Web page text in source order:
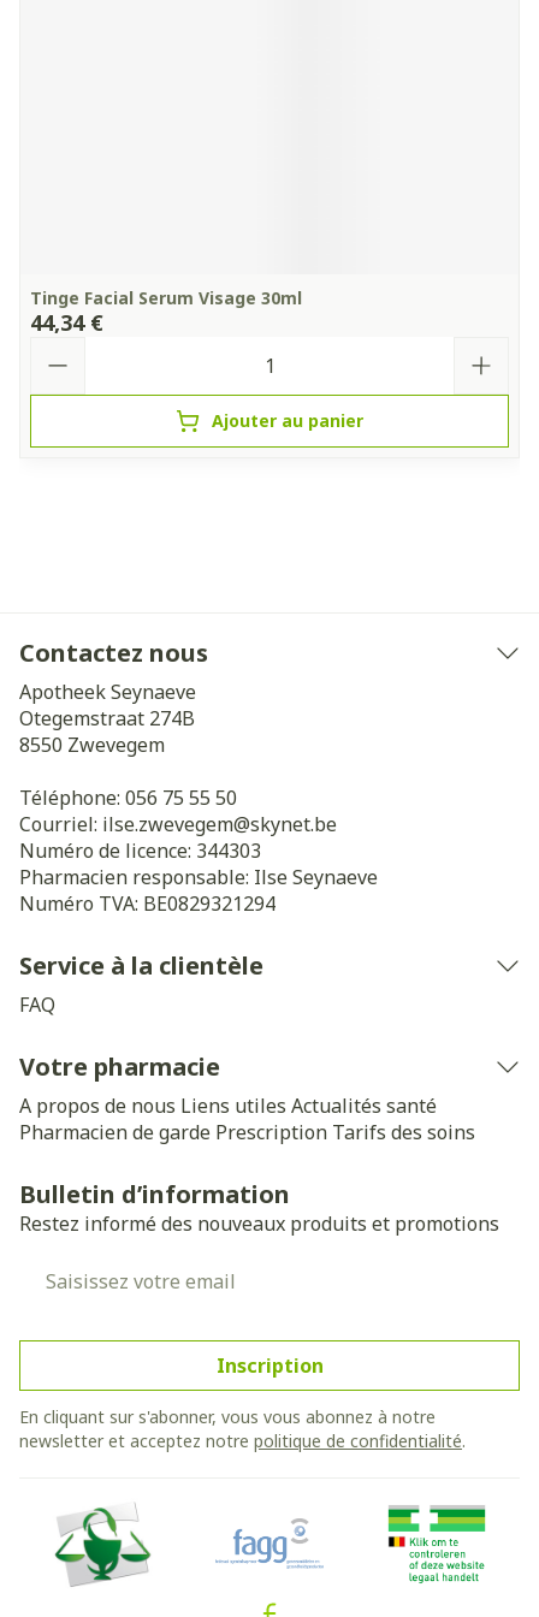
Tinge Facial Serum Visage 30ml
44,34 €
Ajouter au panier
Contactez nous
Apotheek Seynaeve
Otegemstraat 274B
8550 Zwevegem
Téléphone: 056 75 55 50
Courriel: ilse.zwevegem@skynet.be
Numéro de licence: 344303
Pharmacien responsable: Ilse Seynaeve
Numéro TVA: BE0829321294
Service à la clientèle
FAQ
Votre pharmacie
A propos de nous Liens utiles Actualités santé
Pharmacien de garde Prescription Tarifs des soins
Bulletin d’information
Restez informé des nouveaux produits et promotions
Inscription
En cliquant sur s'abonner, vous vous abonnez à notre
newsletter et acceptez notre politique de confidentialité.